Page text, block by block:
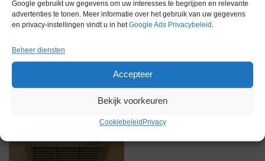
Google gebruikt uw gegevens om uw interesses te begrijpen en relevante
advertenties te tonen. Meer informatie over het gebruik van uw gegevens
en privacy-instellingen vindt u in hetGoogle Ads Privacybeleid .
Beheer diensten
Accepteer
Bekijk voorkeuren
Cookiebeleid Privacy
Voorraad